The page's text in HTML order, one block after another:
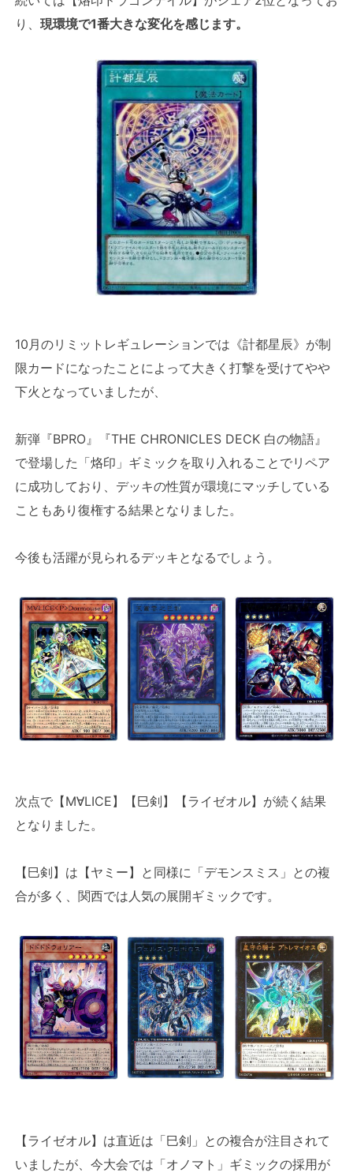
り、 現環境で1番大きな変化を感じます。
10月のリミットレギュレーションでは《計都星辰》が制
限カードになったことによって大きく打撃を受けてやや
下火となっていましたが、
新弾『BPRO』『THE CHRONICLES DECK 白の物語』
で登場した「烙印」ギミックを取り入れることでリペア
に成功しており、デッキの性質が環境にマッチしている
こともあり復権する結果となりました。
今後も活躍が見られるデッキとなるでしょう。
次点で【M∀LICE】【巳剣】【ライゼオル】が続く結果
となりました。
【巳剣】は【ヤミー】と同様に「デモンスミス」との複
合が多く、関西では人気の展開ギミックです。
【ライゼオル】は直近は「巳剣」との複合が注目されて
いましたが、今大会では「オノマト」ギミックの採用が